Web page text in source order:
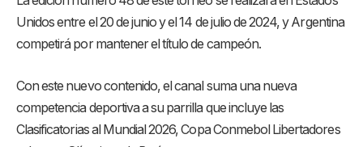
Unidos entre el 20 de junio y el 14 de julio de 2024, y Argentina
competirá por mantener el título de campeón.
Con este nuevo contenido, el canal suma una nueva
competencia deportiva a su parrilla que incluye las
Clasificatorias al Mundial 2026, Copa Conmebol Libertadores